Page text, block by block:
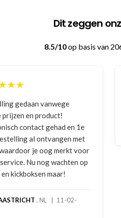
Dit zeggen
8.5/10op basis van
prijzen, goede service
NL | 08-02-2026